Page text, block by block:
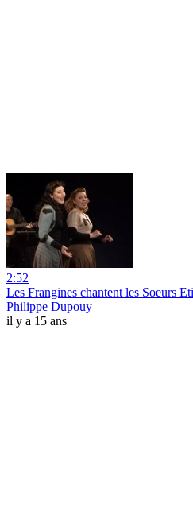
2:52
Les Frangines chantent les Soeurs
Philippe Dupouy
il y a 15 ans